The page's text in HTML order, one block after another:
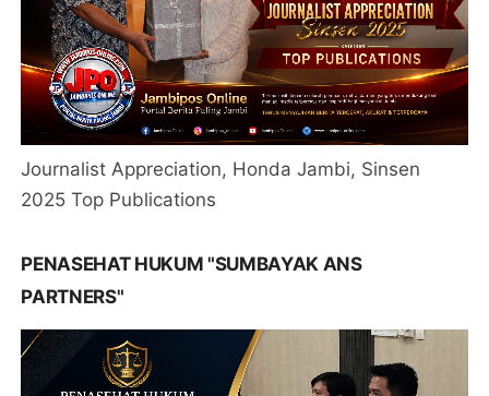
Journalist Appreciation, Honda Jambi, Sinsen
2025 Top Publications
PENASEHAT HUKUM "SUMBAYAK ANS
PARTNERS"